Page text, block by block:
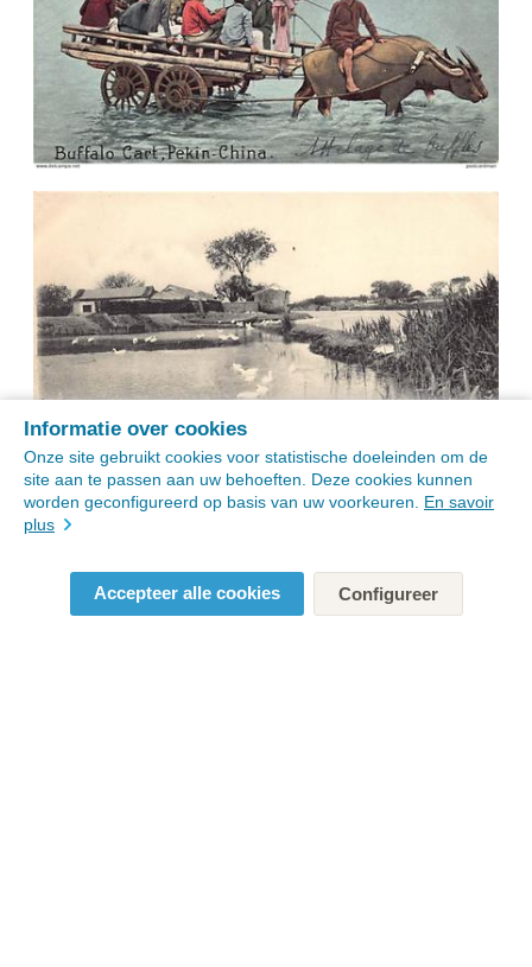
Informatie over cookies
Onze site gebruikt cookies voor statistische doeleinden om de
site aan te passen aan uw behoeften. Deze cookies kunnen
worden geconfigureerd op basis van uw voorkeuren. En savoir
plus
Accepteer alle cookies Configureer